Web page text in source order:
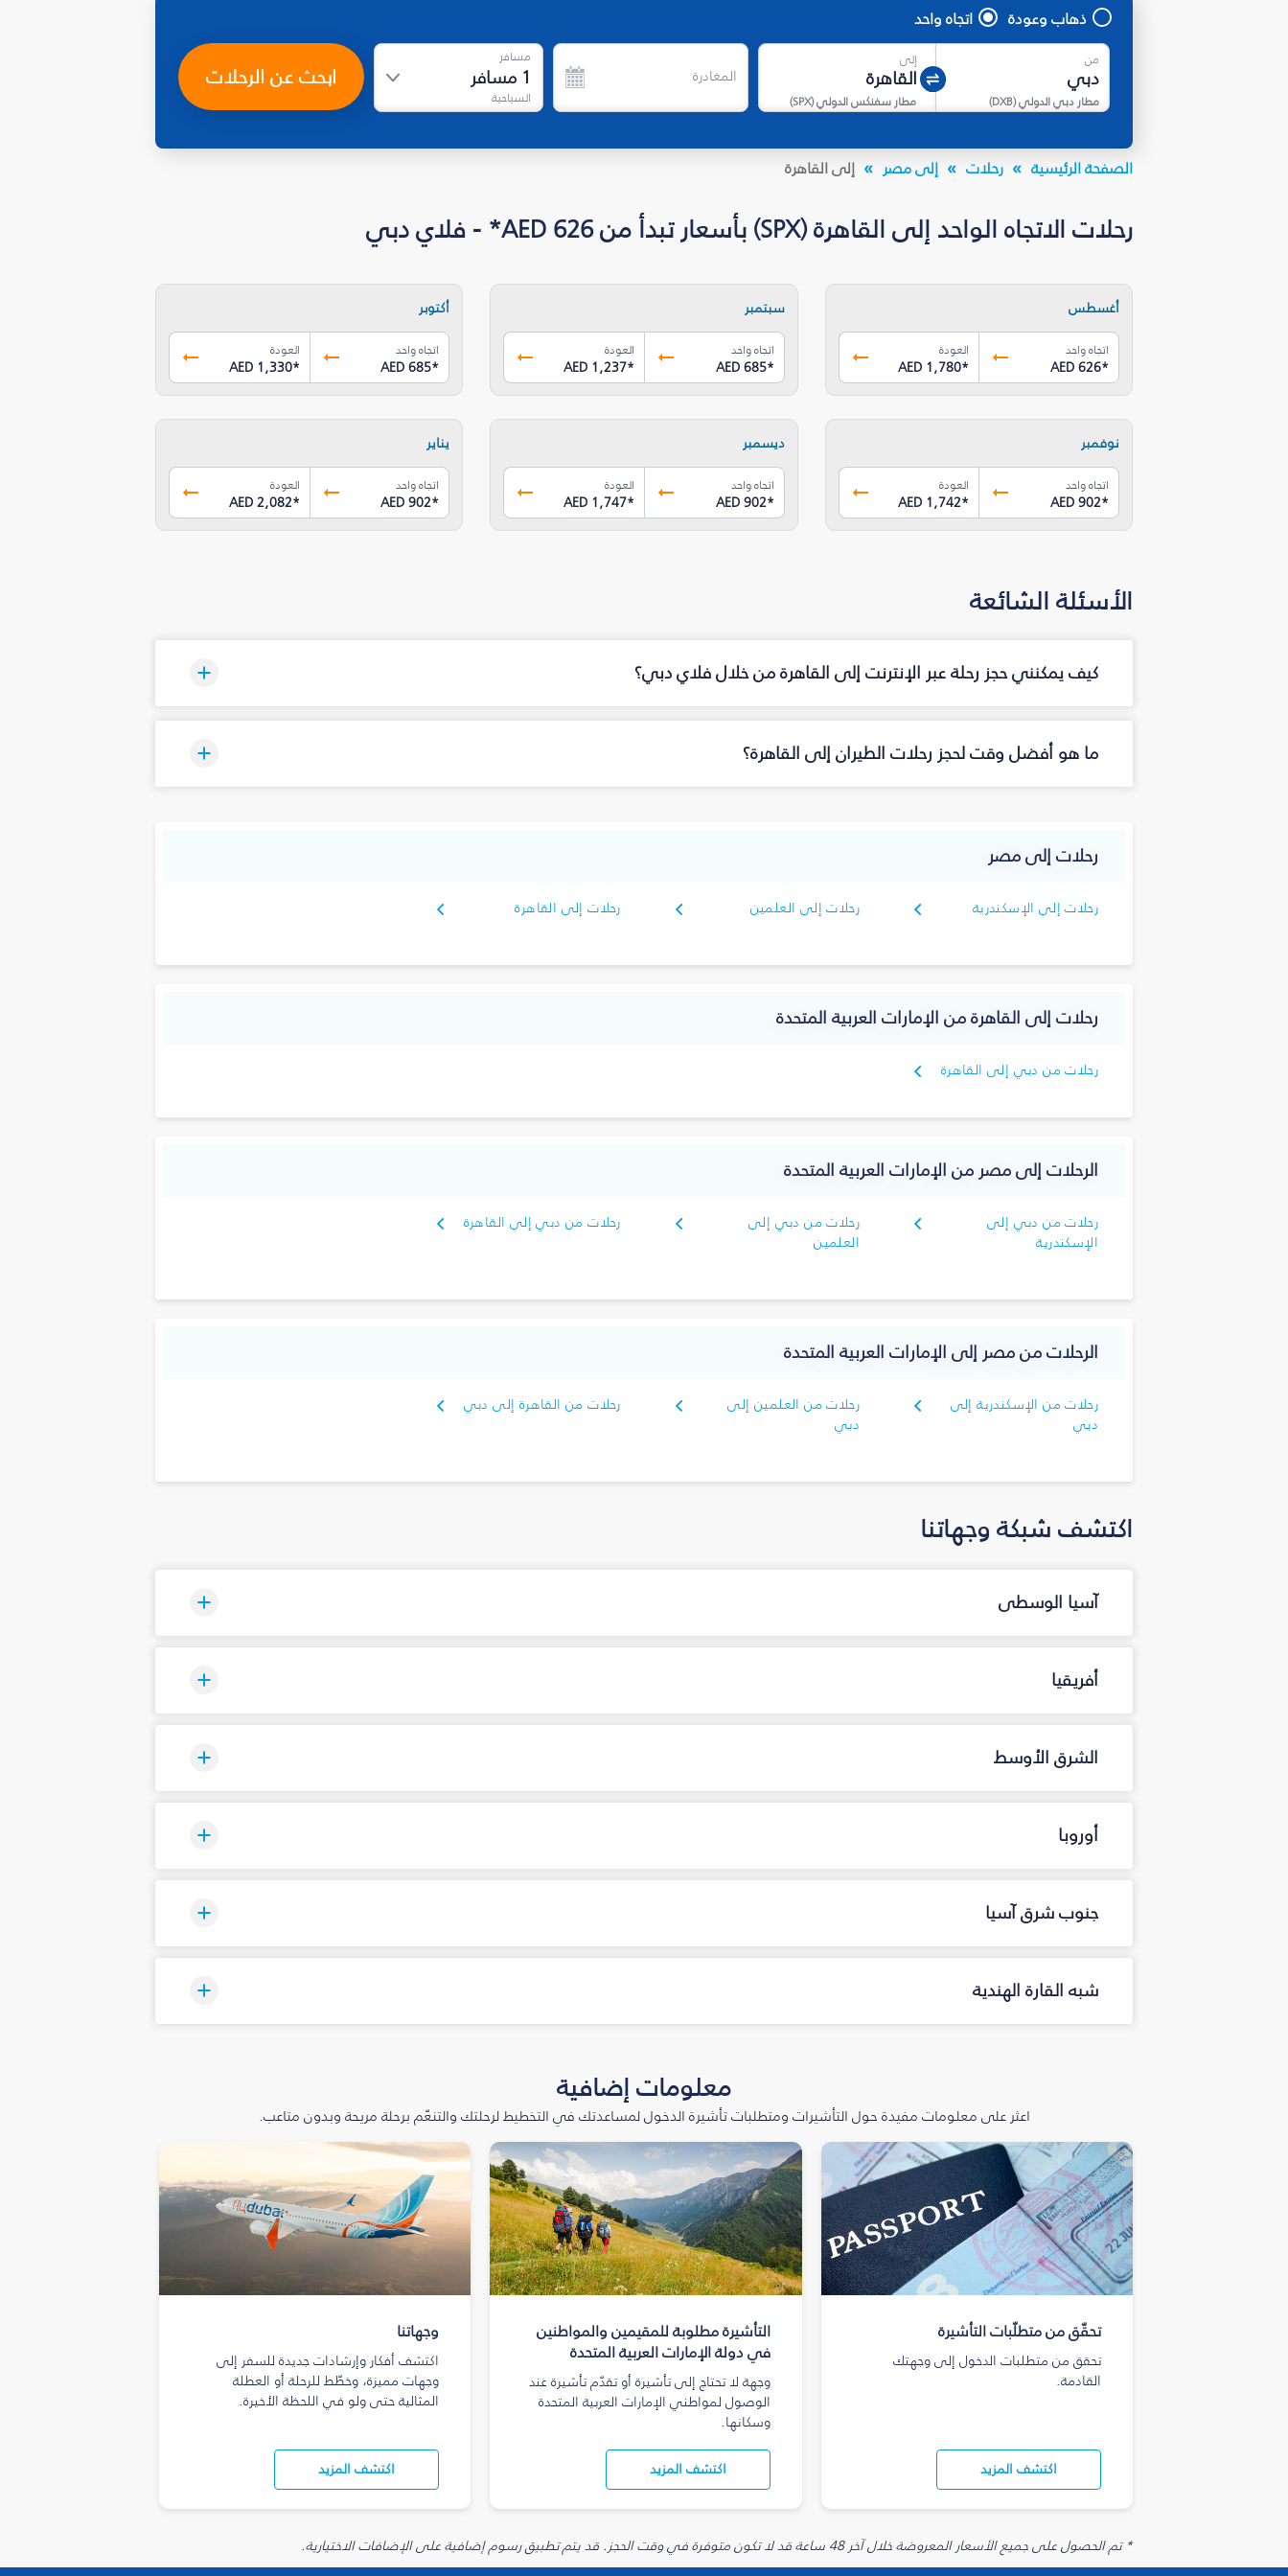
ذهاب وعودة اتجاه واحد
من
مطار دبي الدولي(
DXB
)
إلى
مطار سفنكس الدولي(
SPX
)
المغادرة
مسافر
1 مسافر
السياحية
ابحث عن الرحلات
الصفحة الرئيسية رحلات إلى مصر إلى القاهرة
رحلات الاتجاه الواحد إلى القاهرة (SPX) بأسعار تبدأ من AED 626* - فلاي دبي
أغسطس
اتجاه واحد
AED 626*
العودة
AED 1,780*
سبتمبر
اتجاه واحد
AED 685*
العودة
AED 1,237*
أكتوبر
اتجاه واحد
AED 685*
العودة
AED 1,330*
نوفمبر
اتجاه واحد
AED 902*
العودة
AED 1,742*
ديسمبر
اتجاه واحد
AED 902*
العودة
AED 1,747*
يناير
اتجاه واحد
AED 902*
العودة
AED 2,082*
الأسئلة الشائعة
كيف يمكنني حجز رحلة عبر الإنترنت إلى القاهرة من خلال فلاي دبي؟
ما هو أفضل وقت لحجز رحلات الطيران إلى القاهرة؟
رحلات إلى مصر
رحلات إلى الإسكندرية رحلات إلى العلمين رحلات إلى القاهرة
رحلات إلى القاهرة من الإمارات العربية المتحدة
رحلات من دبي إلى القاهرة
الرحلات إلى مصر من الإمارات العربية المتحدة
رحلات من دبي إلى
الإسكندرية
رحلات من دبي إلى
العلمين
رحلات من دبي إلى القاهرة
الرحلات من مصر إلى الإمارات العربية المتحدة
رحلات من الإسكندرية إلى
دبي
رحلات من العلمين إلى
دبي
رحلات من القاهرة إلى دبي
اكتشف شبكة وجهاتنا
آسيا الوسطى
أفريقيا
الشرق الأوسط
أوروبا
جنوب شرق آسيا
شبه القارة الهندية
معلومات إضافية
اعثر على معلومات مفيدة حول التأشيرات ومتطلبات تأشيرة الدخول لمساعدتك في التخطيط لرحلتك والتنعّم برحلة مريحة وبدون متاعب.
تحقّق من متطلّبات التأشيرة
تحقق من متطلبات الدخول إلى وجهتك
القادمة.
اكتشف المزيد
التأشيرة مطلوبة للمقيمين والمواطنين
في دولة الإمارات العربية المتحدة
وجهة لا تحتاج إلى تأشيرة أو تقدّم تأشيرة عند
الوصول لمواطني الإمارات العربية المتحدة
وسكانها.
اكتشف المزيد
وجهاتنا
اكتشف أفكار وإرشادات جديدة للسفر إلى
وجهات مميزة، وخطّط للرحلة أو العطلة
المثالية حتى ولو في اللحظة الأخيرة.
اكتشف المزيد
* تم الحصول على جميع الأسعار المعروضة خلال آخر 48 ساعة قد لا تكون متوفرة في وقت الحجز. قد يتم تطبيق رسوم إضافية على الإضافات الاختيارية.